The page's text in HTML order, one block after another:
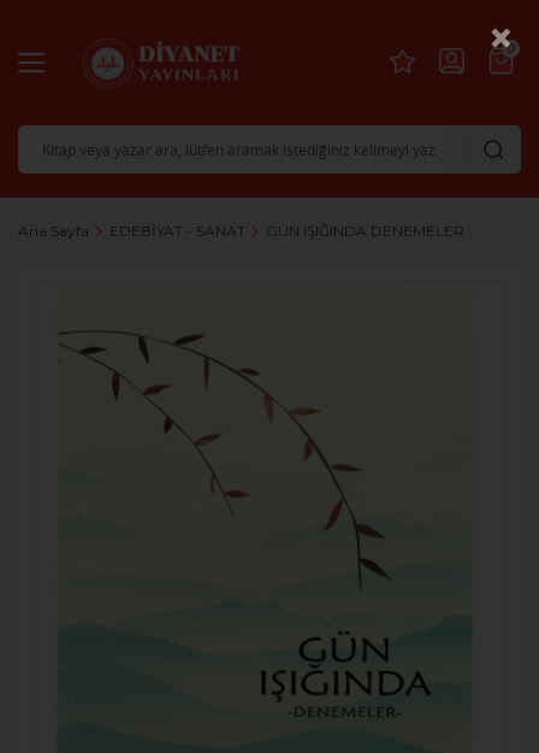
0
Ana Sayfa EDEBİYAT - SANAT GÜN IŞIĞINDA DENEMELER
×